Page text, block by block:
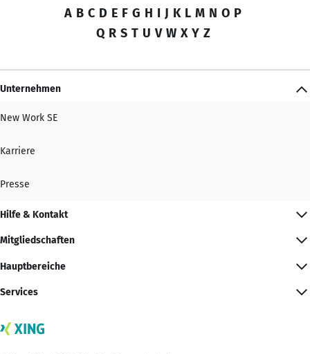
A B C D E F G H I J K L M N O P
Q R S T U V W X Y Z
Unternehmen
New Work SE
Karriere
Presse
Hilfe & Kontakt
Mitgliedschaften
Hauptbereiche
Services